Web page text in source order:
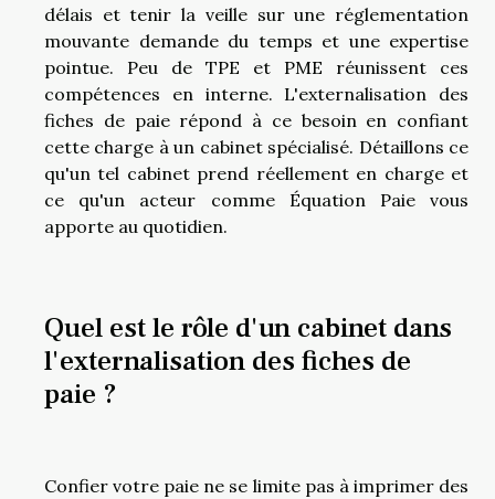
délais et tenir la veille sur une réglementation
mouvante demande du temps et une expertise
pointue. Peu de TPE et PME réunissent ces
compétences en interne. L'externalisation des
fiches de paie répond à ce besoin en confiant
cette charge à un cabinet spécialisé. Détaillons ce
qu'un tel cabinet prend réellement en charge et
ce qu'un acteur comme Équation Paie vous
apporte au quotidien.
Quel est le rôle d'un cabinet dans
l'externalisation des fiches de
paie ?
Confier votre paie ne se limite pas à imprimer des